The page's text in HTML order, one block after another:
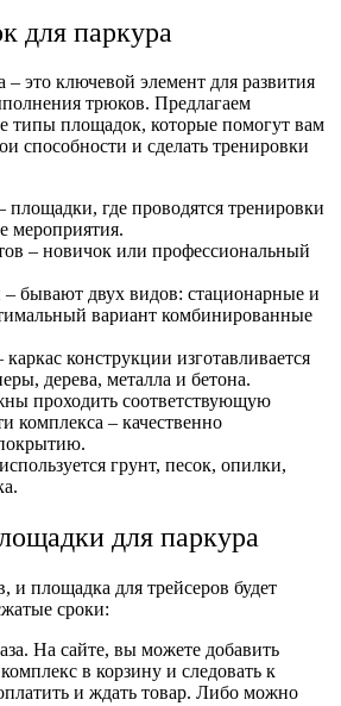
для паркура
это ключевой элемент для развития
трюков. Предлагаем
типы площадок, которые помогут вам
способности и сделать тренировки
где проводятся тренировки
мероприятия.
– новичок или профессиональный
бывают двух видов: стационарные и
вариант комбинированные
конструкции изготавливается
дерева, металла и бетона.
проходить соответствующую
комплекса – качественно
грунт, песок, опилки,
для паркура
и площадка для трейсеров будет
сроки:
На сайте, вы можете добавить
в корзину и следовать к
и ждать товар. Либо можно